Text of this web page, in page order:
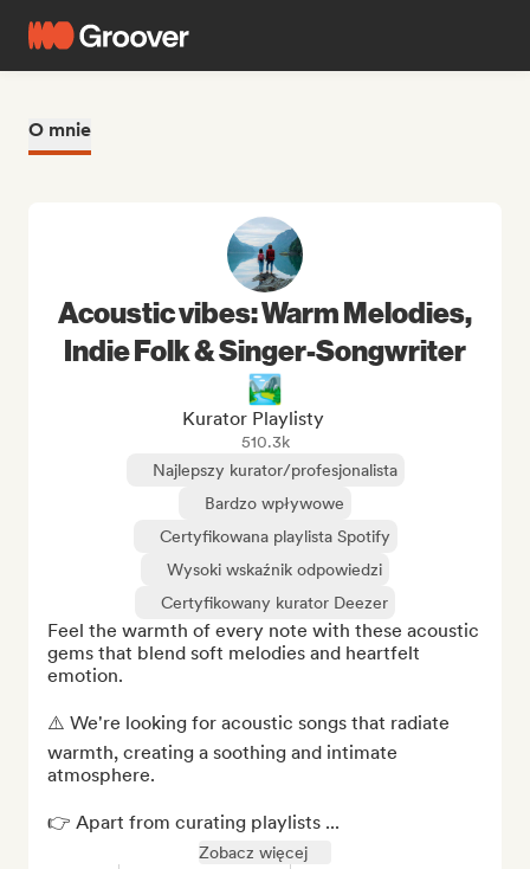
O mnie
Acoustic vibes: Warm Melodies,
Indie Folk & Singer-Songwriter
🏞️
Kurator Playlisty
510.3k
Najlepszy kurator/profesjonalista
Bardzo wpływowe
Certyfikowana playlista Spotify
Wysoki wskaźnik odpowiedzi
Certyfikowany kurator Deezer
Feel the warmth of every note with these acoustic
gems that blend soft melodies and heartfelt
emotion.
⚠️ We're looking for acoustic songs that radiate
warmth, creating a soothing and intimate
atmosphere.
👉 Apart from curating playlists ...
Zobacz więcej